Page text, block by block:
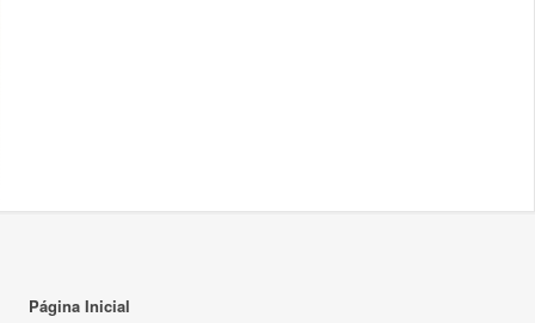
Página Inicial